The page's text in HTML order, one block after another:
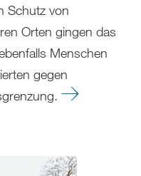
Schutz von
Orten gingen das
Menschen
gegen